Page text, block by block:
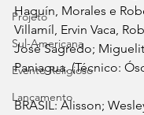
Projeto
Sul-Americana
Evento Religioso
Lançamento
Haquín, Morales e
Villamíl, Ervin Vaca,
José Sagredo;
Paniagua. (Técnico:
BRASIL: Alisson;